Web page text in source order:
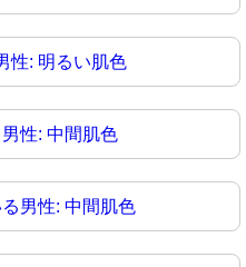
性: 明るい肌色
性: 中間肌色
男性: 中間肌色